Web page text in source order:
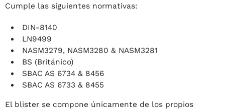
Cumple las siguientes normativas:
DIN-8140
LN9499
NASM3279, NASM3280 & NASM3281
BS (Británico)
SBAC AS 6734 & 8456
SBAC AS 6733 & 8455
El blister se compone únicamente de los propios